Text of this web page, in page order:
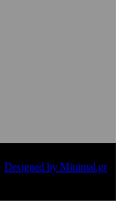
Designed by Minimal.gr